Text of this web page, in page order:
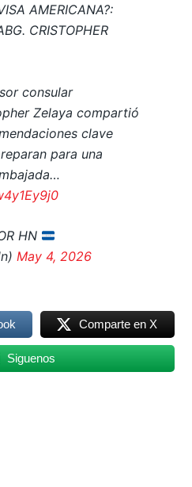
AMERICANA?:
CRISTOPHER
consular
Zelaya compartió
clave
para una
HN
May 4, 2026
Comparte en X
Siguenos